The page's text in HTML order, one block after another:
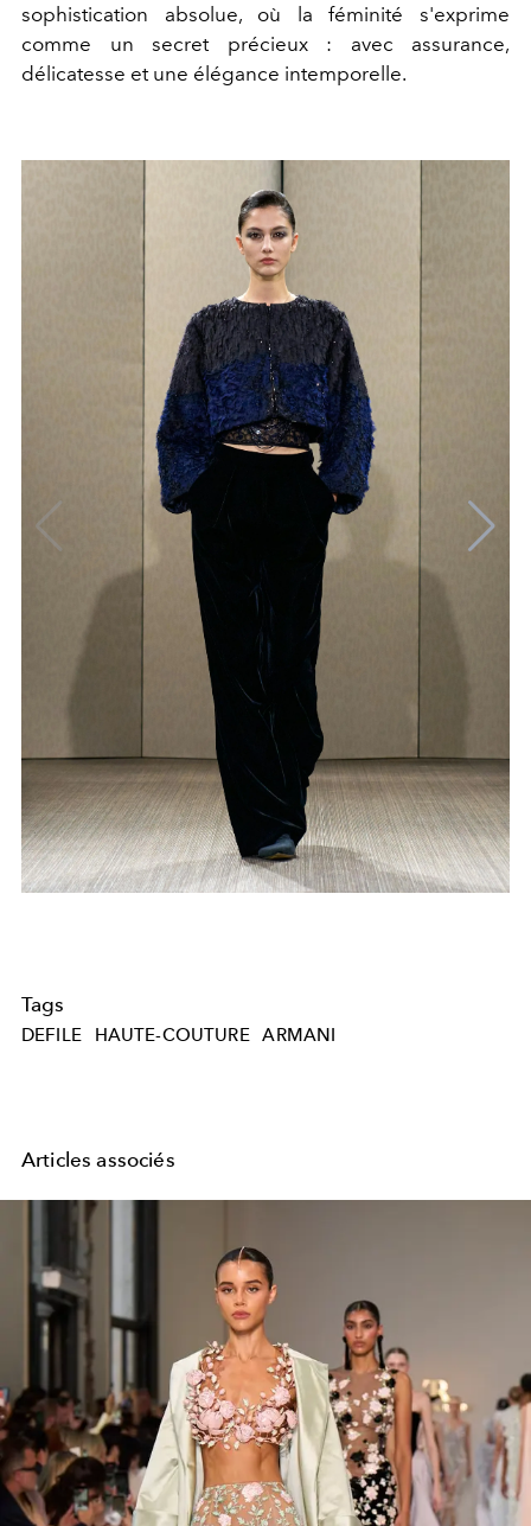
sophistication absolue, où la féminité s'exprime
comme un secret précieux : avec assurance,
délicatesse et une élégance intemporelle.
Tags
DEFILE HAUTE-COUTURE ARMANI
Articles associés